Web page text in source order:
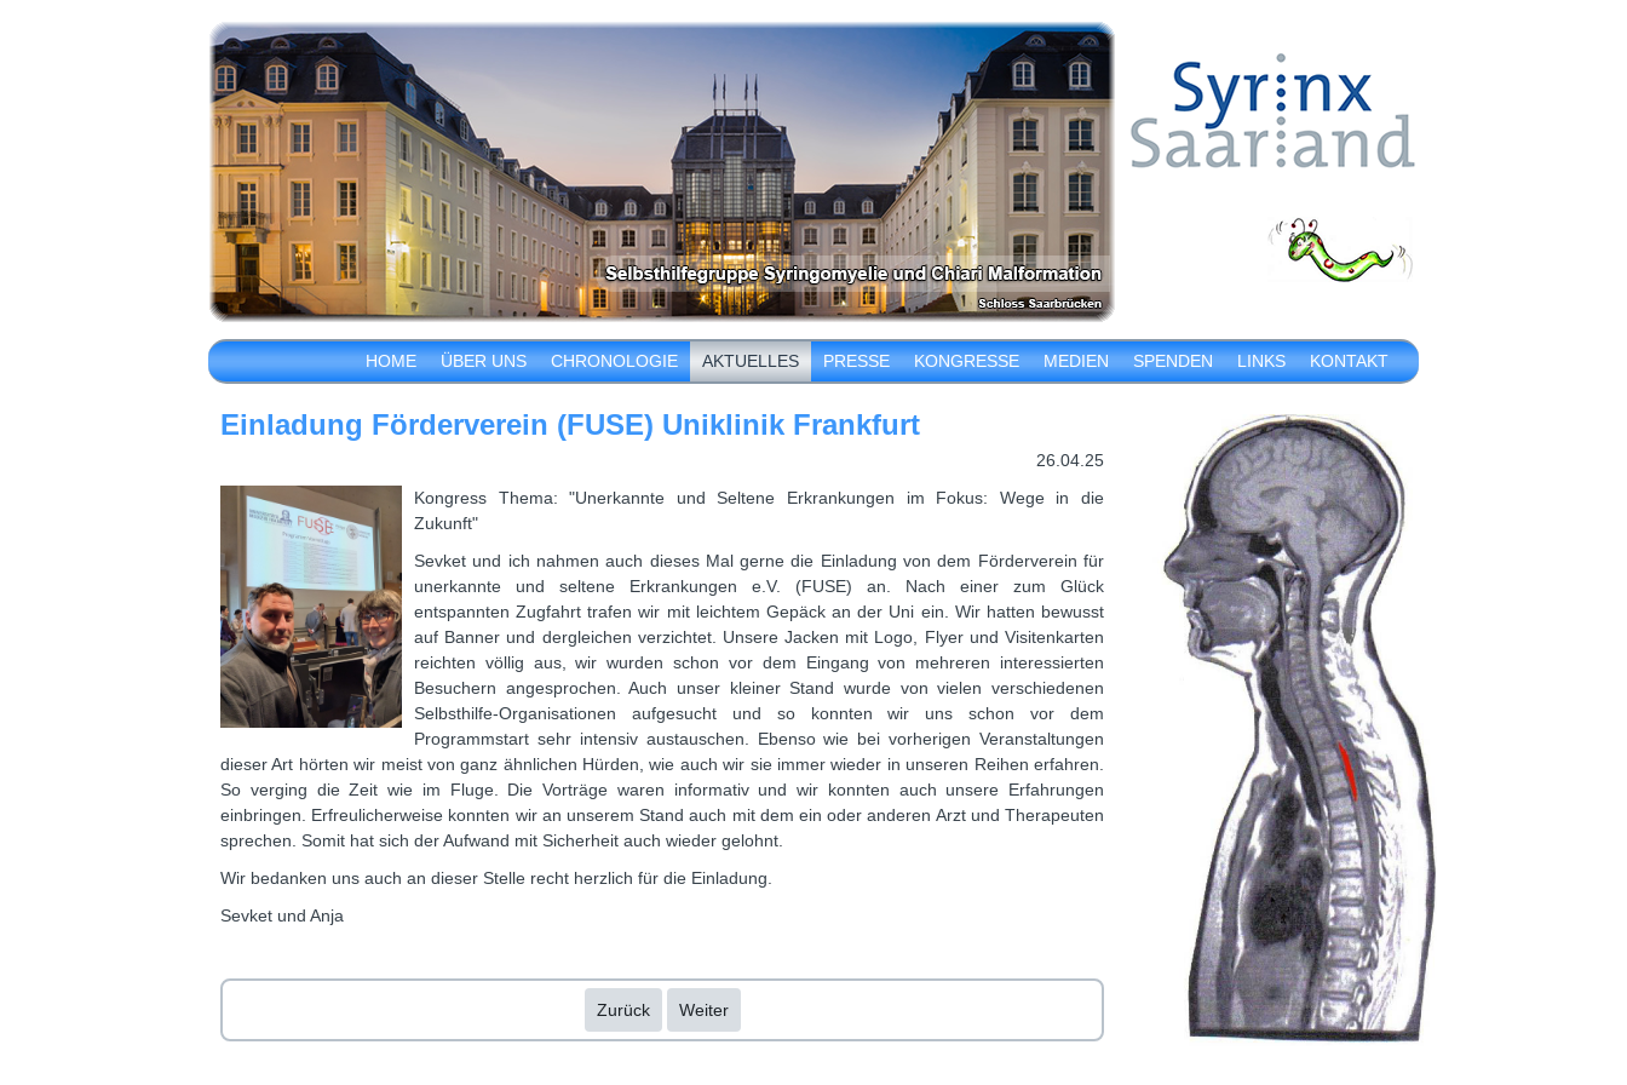
HOME ÜBER UNS CHRONOLOGIE AKTUELLES PRESSE KONGRESSE MEDIEN SPENDEN LINKS KONTAKT
Einladung Förderverein (FUSE) Uniklinik Frankfurt
26.04.25
Kongress Thema: "Unerkannte und Seltene Erkrankungen im Fokus: Wege in die
Zukunft"
Sevket und ich nahmen auch dieses Mal gerne die Einladung von dem Förderverein für
unerkannte und seltene Erkrankungen e.V. (FUSE) an. Nach einer zum Glück
entspannten Zugfahrt trafen wir mit leichtem Gepäck an der Uni ein. Wir hatten bewusst
auf Banner und dergleichen verzichtet. Unsere Jacken mit Logo, Flyer und Visitenkarten
reichten völlig aus, wir wurden schon vor dem Eingang von mehreren interessierten
Besuchern angesprochen. Auch unser kleiner Stand wurde von vielen verschiedenen
Selbsthilfe-Organisationen aufgesucht und so konnten wir uns schon vor dem
Programmstart sehr intensiv austauschen. Ebenso wie bei vorherigen Veranstaltungen
dieser Art hörten wir meist von ganz ähnlichen Hürden, wie auch wir sie immer wieder in unseren Reihen erfahren.
So verging die Zeit wie im Fluge. Die Vorträge waren informativ und wir konnten auch unsere Erfahrungen
einbringen. Erfreulicherweise konnten wir an unserem Stand auch mit dem ein oder anderen Arzt und Therapeuten
sprechen. Somit hat sich der Aufwand mit Sicherheit auch wieder gelohnt.
Wir bedanken uns auch an dieser Stelle recht herzlich für die Einladung.
Sevket und Anja
Zurück Weiter